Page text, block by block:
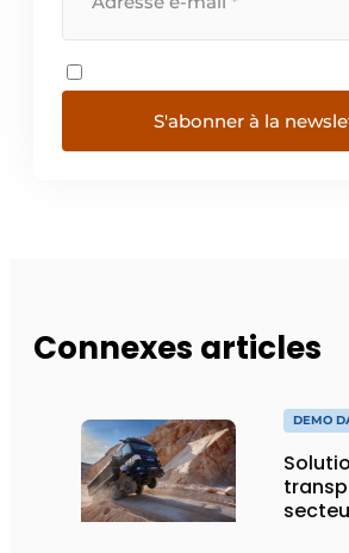
S'abonner à la
Connexes articles
DEMO